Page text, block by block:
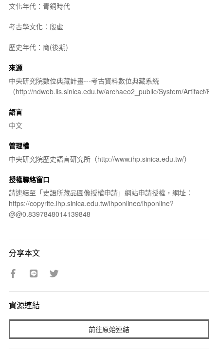
文化年代：青銅時代
考古學文化：殷虛
歷史年代：商(後期)
來源
中央研究院數位典藏計畫---考古資料數位典藏系統
（http://ndweb.iis.sinica.edu.tw/archaeo2_public/System/Artifact/
語言
中文
管理權
中央研究院歷史語言研究所（http://www.ihp.sinica.edu.tw/）
授權聯絡窗口
請連結至「史語所藏品圖像授權申請」網站申請授權，網址：
https://copyrite.ihp.sinica.edu.tw/ihponlinec/ihponline?
@@0.8397848014139848
分享本文
資源連結
前往原始連結